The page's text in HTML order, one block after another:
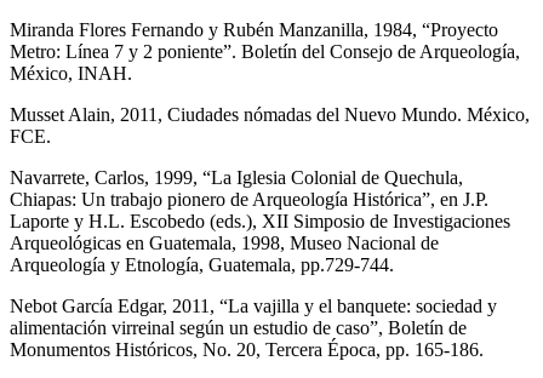
Miranda Flores Fernando y Rubén Manzanilla, 1984, “Proyecto
Metro: Línea 7 y 2 poniente”. Boletín del Consejo de Arqueología,
México, INAH.
Musset Alain, 2011, Ciudades nómadas del Nuevo Mundo. México,
FCE.
Navarrete, Carlos, 1999, “La Iglesia Colonial de Quechula,
Chiapas: Un trabajo pionero de Arqueología Histórica”, en J.P.
Laporte y H.L. Escobedo (eds.), XII Simposio de Investigaciones
Arqueológicas en Guatemala, 1998, Museo Nacional de
Arqueología y Etnología, Guatemala, pp.729-744.
Nebot García Edgar, 2011, “La vajilla y el banquete: sociedad y
alimentación virreinal según un estudio de caso”, Boletín de
Monumentos Históricos, No. 20, Tercera Época, pp. 165-186.